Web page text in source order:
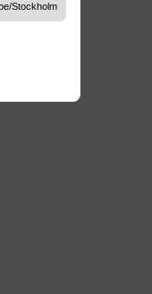
Stockholm